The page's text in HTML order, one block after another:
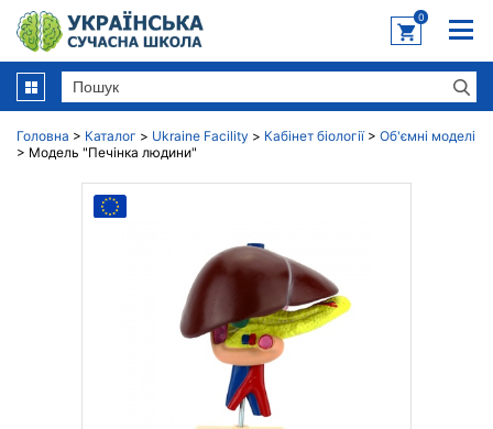
0
Головна > Каталог > Ukraine Facility > Кабінет біології> Об'ємні моделі
> Модель "Печінка людини"